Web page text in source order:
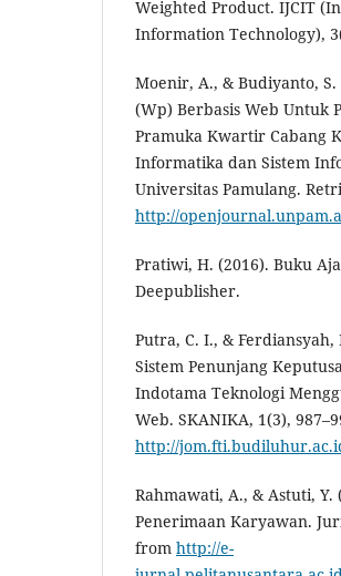
Weighted Product. IJCIT
Information Technology),
Moenir, A., & Budiyanto,
(Wp) Berbasis Web Untuk
Pramuka Kwartir Cabang
Informatika dan Sistem
Universitas Pamulang.
http://
Pratiwi, H. (2016). Buku
Deepublisher.
Putra, C. I., &
Sistem Penunjang
Indotama Teknologi
Web. SKANIKA, 1(3),
http://
Rahmawati, A., & Astuti,
Penerimaan Karyawan.
from http://e-